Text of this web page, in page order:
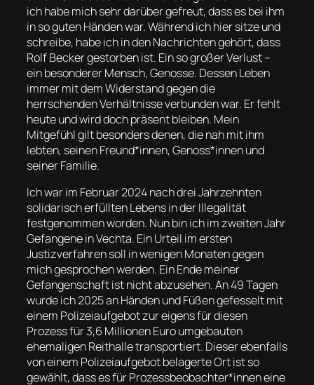
ich habe mich sehr darüber gefreut, dass es bei ihm
in so guten Händen war. Während ich hier sitze und
schreibe, habe ich in den Nachrichten gehört, dass
Rolf Becker gestorben ist. Ein so großer Verlust –
ein besonderer Mensch, Genosse. Dessen Leben
immer mit dem Widerstand gegen die
herrschenden Verhältnisse verbunden war. Er fehlt
heute und wird doch präsent bleiben. Mein
Mitgefühl gilt besonders denen, die nah mit ihm
lebten, seinen Freund*innen, Genoss*innen und
seiner Familie.
Ich war im Februar 2024 nach drei Jahrzehnten
solidarisch erfüllten Lebens in der Illegalität
festgenommen worden. Nun bin ich im zweiten Jahr
Gefangene in Vechta. Ein Urteil im ersten
Justizverfahren soll in wenigen Monaten gegen
mich gesprochen werden. Ein Ende meiner
Gefangenschaft ist nicht abzusehen. An 49 Tagen
wurde ich 2025 an Händen und Füßen gefesselt mit
einem Polizeiaufgebot zur eigens für diesen
Prozess für 3,6 Millionen Euro umgebauten
ehemaligen Reithalle transportiert. Dieser ebenfalls
von einem Polizeiaufgebot belagerte Ort ist so
gewählt, dass es für Prozessbeobachter*innen eine